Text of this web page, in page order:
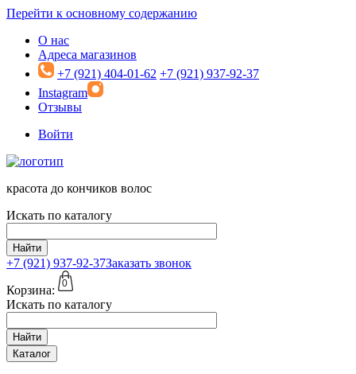
Перейти к основному содержанию
О нас
Адреса магазинов
+7 (921) 404-01-62 +7 (921) 937-92-37
Instagram
Отзывы
Войти
красота до кончиков волос
Искать по каталогу
Найти
+7 (921) 937-92-37Заказать звонок
Корзина:
0
Искать по каталогу
Найти
Каталог